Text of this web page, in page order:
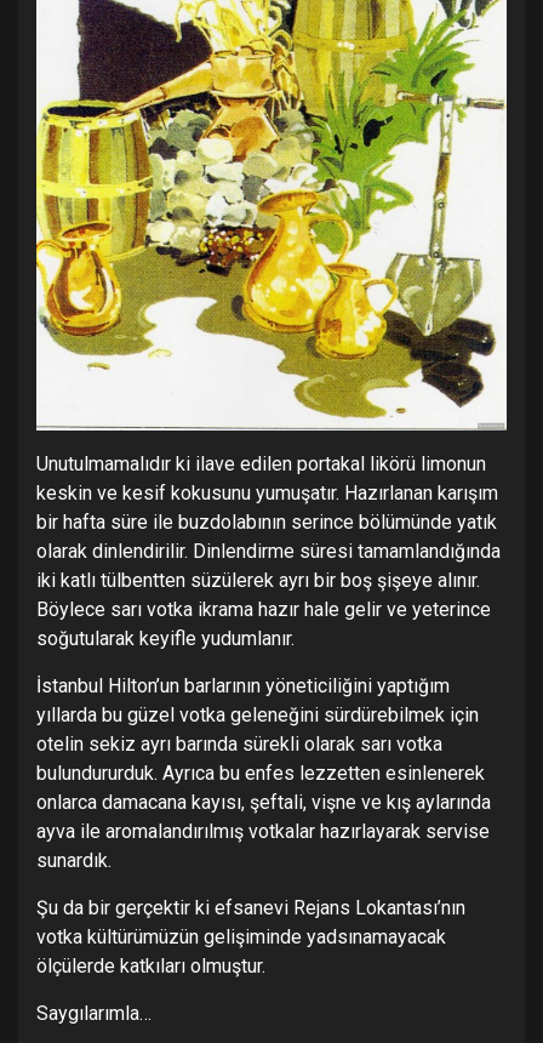
Unutulmamalıdır ki ilave edilen portakal likörü limonun
keskin ve kesif kokusunu yumuşatır. Hazırlanan karışım
bir hafta süre ile buzdolabının serince bölümünde yatık
olarak dinlendirilir. Dinlendirme süresi tamamlandığında
iki katlı tülbentten süzülerek ayrı bir boş şişeye alınır.
Böylece sarı votka ikrama hazır hale gelir ve yeterince
soğutularak keyifle yudumlanır.
İstanbul Hilton’un barlarının yöneticiliğini yaptığım
yıllarda bu güzel votka geleneğini sürdürebilmek için
otelin sekiz ayrı barında sürekli olarak sarı votka
bulundururduk. Ayrıca bu enfes lezzetten esinlenerek
onlarca damacana kayısı, şeftali, vişne ve kış aylarında
ayva ile aromalandırılmış votkalar hazırlayarak servise
sunardık.
Şu da bir gerçektir ki efsanevi Rejans Lokantası’nın
votka kültürümüzün gelişiminde yadsınamayacak
ölçülerde katkıları olmuştur.
Saygılarımla…